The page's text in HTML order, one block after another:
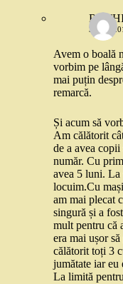
3 MAI
Avem o boală
vorbim pe
mai puțin
remarcă.
Și acum să
Am călătorit
de a avea
număr. Cu
avea 5 luni. La
locuim.Cu
am mai plecat
singură și a
mult pentru că
era mai ușor
călătorit toți 3
jumătate iar eu
La limită